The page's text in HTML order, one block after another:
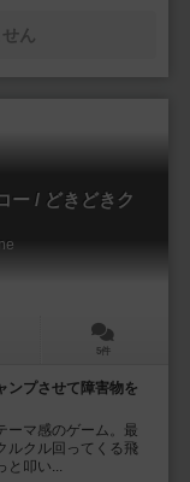
ん
ー / どきどきク
5件
ンプさせて障害物を
マ感のゲーム。最
ルクル回ってくる飛
と叩い...